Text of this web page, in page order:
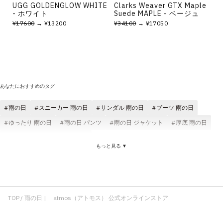
UGG GOLDENGLOW WHITE
- ホワイト
¥17600→ ¥13200
Clarks Weaver GTX Maple
Suede MAPLE - ベージュ
¥34100→ ¥17050
あなたにおすすめのタグ
雨の日 スニーカー 雨の日 サンダル 雨の日
ブーツ 雨の日
ゆったり 雨の日
雨の日 パンツ 雨の日 ジャケット
厚底 雨の日
もっと見る ▼
TOP 雨の日 | atmos（アトモス） 公式オンラインストア